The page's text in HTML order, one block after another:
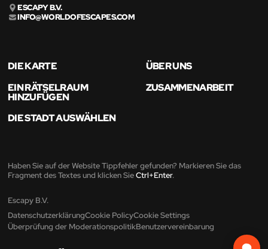
ESCAPY B.V.
INFO@WORLDOFESCAPES.COM
DIE KARTE
ÜBER UNS
EIN RÄTSELRAUM
HINZUFÜGEN
ZUSAMMENARBEIT
DIE STADT AUSWÄHLEN
Haben Sie auf der Website Tippfehler gefunden? Markieren Sie das
Fragment des Textes und klicken SieCtrl+Enter.
Escapy B.V.
DatenschutzerklärungCookie PolicyCookie Settings
Überprüfung der ModerationspolitikBenutzervereinbarung